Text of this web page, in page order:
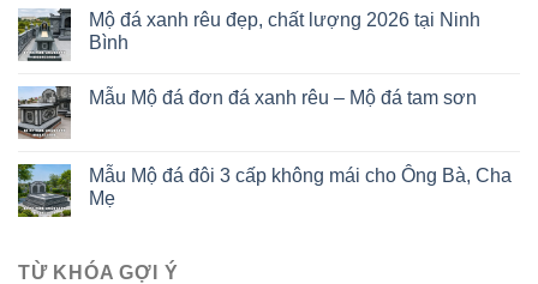
Mộ đá xanh rêu đẹp, chất lượng 2026 tại Ninh
Bình
Mẫu Mộ đá đơn đá xanh rêu – Mộ đá tam sơn
Mẫu Mộ đá đôi 3 cấp không mái cho Ông Bà, Cha
Mẹ
TỪ KHÓA GỢI Ý